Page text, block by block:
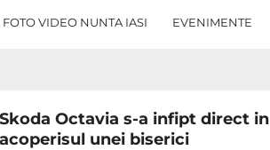
FOTO VIDEO NUNTA IASI EVENIMENTE
vinovatul a
Skoda Octavia s-a infipt direct in
acoperisul unei biserici